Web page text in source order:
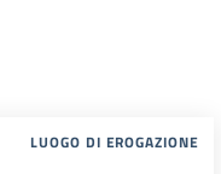
LUOGO DI EROGAZIONE